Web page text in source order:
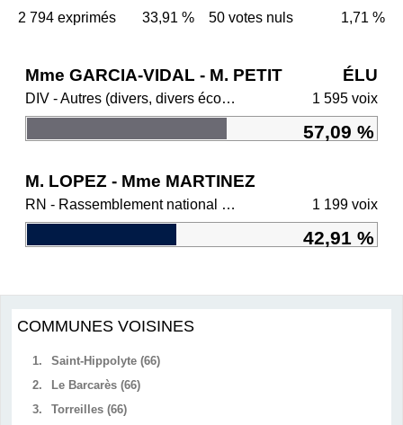
2 794 exprimés
33,91 %
50 votes nuls
1,71 %
Mme GARCIA-VIDAL - M. PETIT ÉLU
DIV - Autres (divers, divers écologistes, régionalistes) 1 595 voix
57,09 %
M. LOPEZ - Mme MARTINEZ
RN - Rassemblement national et ses alliés 1 199 voix
42,91 %
COMMUNES VOISINES
1.
Saint-Hippolyte (66)
2.
Le Barcarès (66)
3.
Torreilles (66)